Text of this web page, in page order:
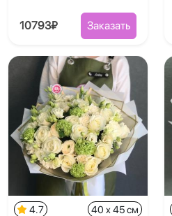
10793₽ Заказать
4.7 40 x 45 см